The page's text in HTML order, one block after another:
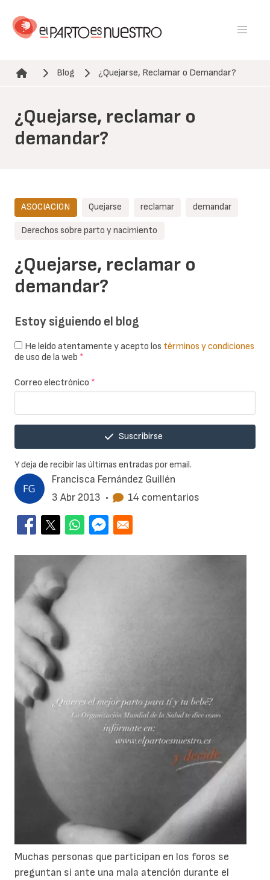
contenido
Ruta de navegación
Blog ¿Quejarse, Reclamar o Demandar?
¿Quejarse, reclamar o
demandar?
Francisca Fernández Guillén
3 Abr 2013 • 14 comentarios
¿Quejarse, reclamar o
demandar?
ASOCIACION Quejarse reclamar demandar
Derechos sobre parto y nacimiento
Muchas personas que participan en los foros se
preguntan si ante una mala atención durante el
Estoy siguiendo el blog
He leído atentamente y acepto los términos y condiciones
de uso de la web *
Correo electrónico *
Suscribirse
Y deja de recibir las últimas entradas por email.